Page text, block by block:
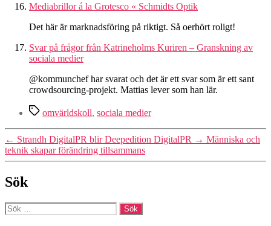
Mediabrillor á la Grotesco « Schmidts Optik
Det här är marknadsföring på riktigt. Så oerhört roligt!
Svar på frågor från Katrineholms Kuriren – Granskning av
sociala medier
@kommunchef har svarat och det är ett svar som är ett sant
crowdsourcing-projekt. Mattias lever som han lär.
Etiketter
omvärldskoll, sociala medier
← Strandh DigitalPR blir Deepedition DigitalPR → Människa och
teknik skapar förändring tillsammans
Sök
Sök
efter: